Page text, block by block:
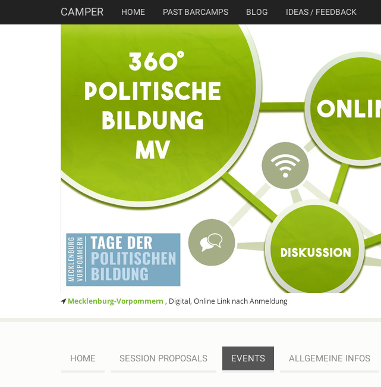
CAMPER HOME PAST BARCAMPS BLOG IDEAS / FEEDBACK
Mecklenburg-Vorpommern , Digital, Online Link nach Anmeldung
HOME SESSION PROPOSALS EVENTS ALLGEMEINE INFOS